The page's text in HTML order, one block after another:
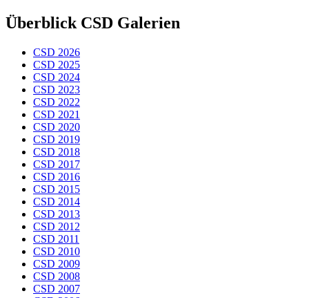
Überblick CSD Galerien
CSD 2026
CSD 2025
CSD 2024
CSD 2023
CSD 2022
CSD 2021
CSD 2020
CSD 2019
CSD 2018
CSD 2017
CSD 2016
CSD 2015
CSD 2014
CSD 2013
CSD 2012
CSD 2011
CSD 2010
CSD 2009
CSD 2008
CSD 2007